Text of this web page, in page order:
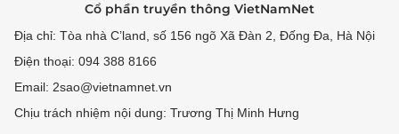
Cổ phần truyền thông VietNamNet
Địa chỉ: Tòa nhà C’land, số 156 ngõ Xã Đàn 2, Đống Đa, Hà Nội
Điện thoại: 094 388 8166
Email: 2sao@vietnamnet.vn
Chịu trách nhiệm nội dung: Trương Thị Minh Hưng